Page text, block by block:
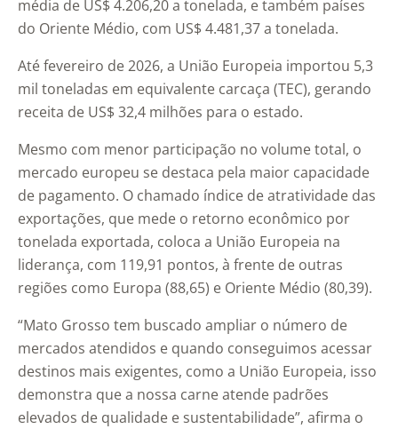
média de US$ 4.206,20 a tonelada, e também países
do Oriente Médio, com US$ 4.481,37 a tonelada.
Até fevereiro de 2026, a União Europeia importou 5,3
mil toneladas em equivalente carcaça (TEC), gerando
receita de US$ 32,4 milhões para o estado.
Mesmo com menor participação no volume total, o
mercado europeu se destaca pela maior capacidade
de pagamento. O chamado índice de atratividade das
exportações, que mede o retorno econômico por
tonelada exportada, coloca a União Europeia na
liderança, com 119,91 pontos, à frente de outras
regiões como Europa (88,65) e Oriente Médio (80,39).
“Mato Grosso tem buscado ampliar o número de
mercados atendidos e quando conseguimos acessar
destinos mais exigentes, como a União Europeia, isso
demonstra que a nossa carne atende padrões
elevados de qualidade e sustentabilidade”, afirma o